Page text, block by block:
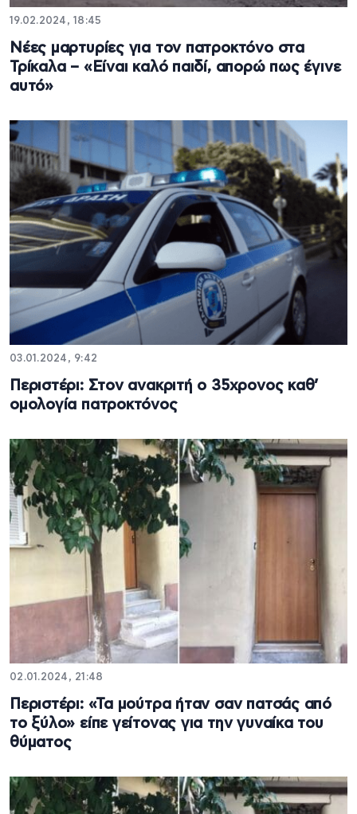
19.02.2024, 18:45
Νέες μαρτυρίες για τον πατροκτόνο στα
Τρίκαλα – «Είναι καλό παιδί, απορώ πως έγινε
αυτό»
03.01.2024, 9:42
Περιστέρι: Στον ανακριτή ο 35χρονος καθ’
ομολογία πατροκτόνος
02.01.2024, 21:48
Περιστέρι: «Τα μούτρα ήταν σαν πατσάς από
το ξύλο» είπε γείτονας για την γυναίκα του
θύματος